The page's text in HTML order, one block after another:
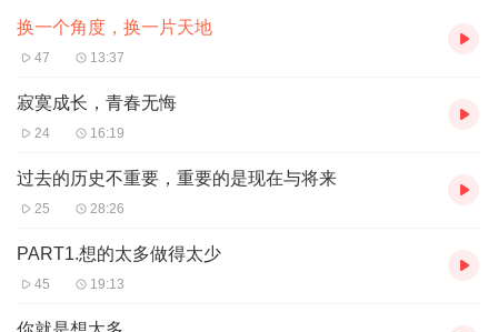
换一个角度，换一片天地
47 13:37
寂寞成长，青春无悔
24 16:19
过去的历史不重要，重要的是现在与将来
25 28:26
PART1.想的太多做得太少
45 19:13